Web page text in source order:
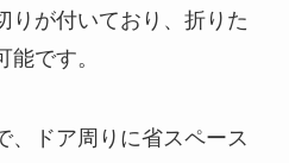
りが付いており、折りた
です。
、ドア周りに省スペース